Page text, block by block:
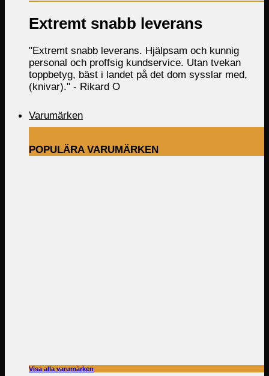
Extremt snabb leverans
"Extremt snabb leverans. Hjälpsam och kunnig
personal och proffsig kundservice. Utan tvekan
toppbetyg, bäst i landet på det dom sysslar med,
(knivar)." - Rikard O
Varumärken
POPULÄRA VARUMÄRKEN
Visa alla varumärken